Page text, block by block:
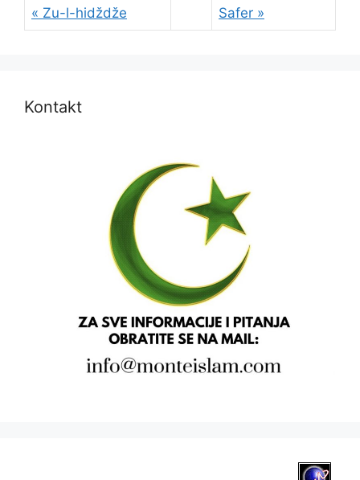
« Zu-l-hidždže Safer »
Kontakt